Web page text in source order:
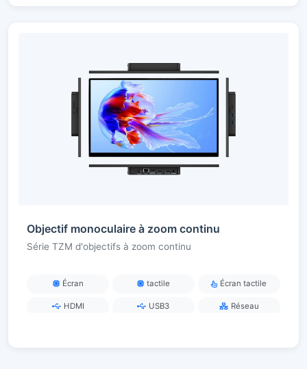
Objectif monoculaire à zoom continu
Série TZM d'objectifs à zoom continu
Écran tactile Écran tactile
HDMI USB3 Réseau